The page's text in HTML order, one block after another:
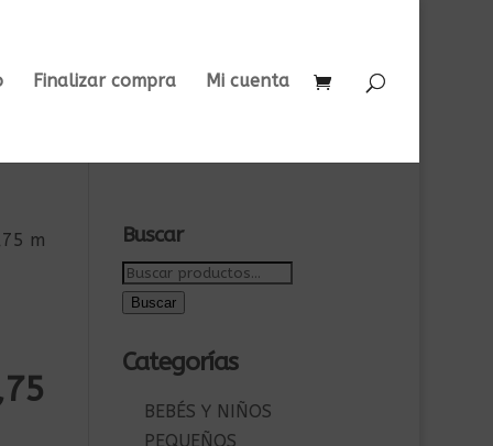
Finalizar compra Mi cuenta
m Buscar
Buscar
por:
Buscar
Categorías
BEBÉS Y NIÑOS
PEQUEÑOS